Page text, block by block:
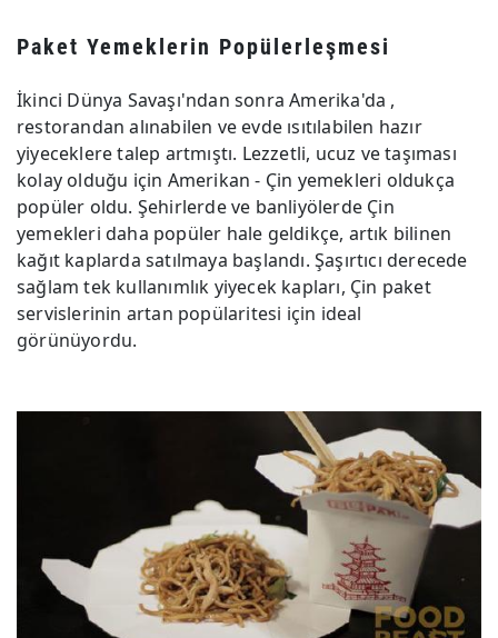
Paket Yemeklerin Popülerleşmesi
İkinci Dünya Savaşı'ndan sonra Amerika'da ,
restorandan alınabilen ve evde ısıtılabilen hazır
yiyeceklere talep artmıştı. Lezzetli, ucuz ve taşıması
kolay olduğu için Amerikan - Çin yemekleri oldukça
popüler oldu. Şehirlerde ve banliyölerde Çin
yemekleri daha popüler hale geldikçe, artık bilinen
kağıt kaplarda satılmaya başlandı. Şaşırtıcı derecede
sağlam tek kullanımlık yiyecek kapları, Çin paket
servislerinin artan popülaritesi için ideal
görünüyordu.